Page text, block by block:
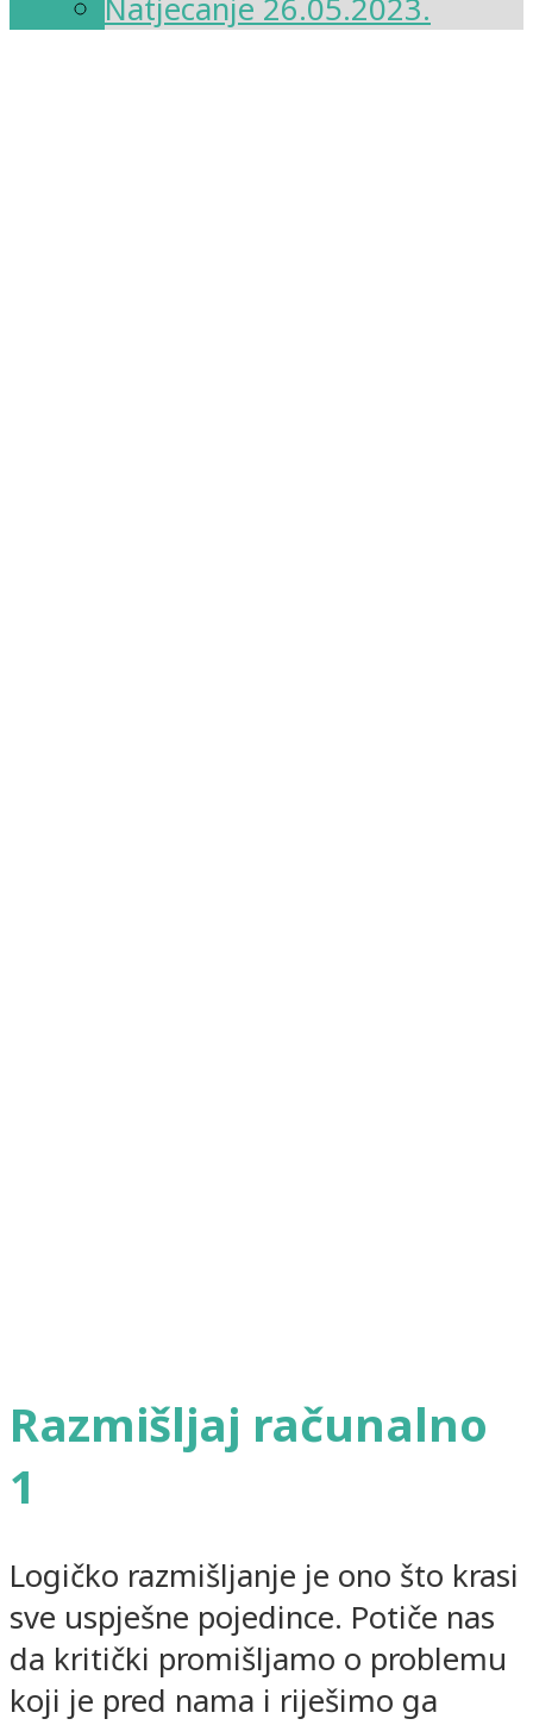
Natjecanje 26.05.2023.
Razmišljaj računalno
1
Logičko razmišljanje je ono što krasi
sve uspješne pojedince. Potiče nas
da kritički promišljamo o problemu
koji je pred nama i riješimo ga